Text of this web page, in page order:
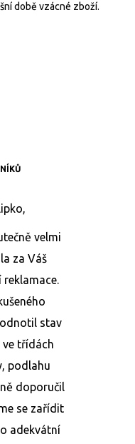
době vzácné zboží.
velmi
za Váš
reklamace.
stav
třídách
podlahu
doporučil
se zařídit
adekvátní